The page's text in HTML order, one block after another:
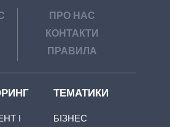
ПРО НАС
КОНТАКТИ
ПРАВИЛА
І
ТЕМАТИКИ
БІЗНЕС